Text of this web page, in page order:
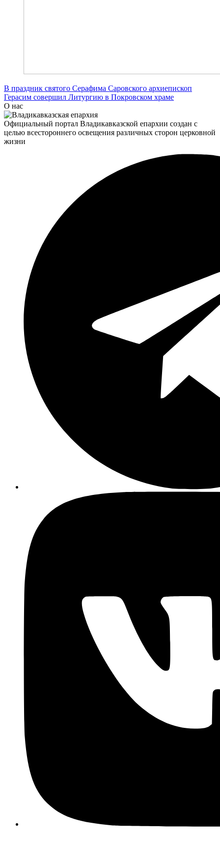
В праздник святого Серафима Саровского архиепископ
Герасим совершил Литургию в Покровском храме
О нас
Официальный портал Владикавказской епархии создан c
целью всестороннего освещения различных сторон церковной
жизни